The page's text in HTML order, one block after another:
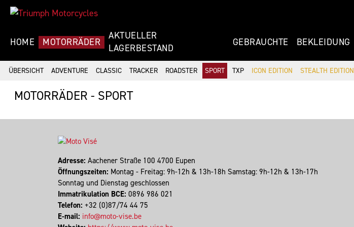
HOME MOTORRÄDER
AKTUELLER
LAGERBESTAND
GEBRAUCHTE BEKLEIDUNG
ÜBERSICHT ADVENTURE CLASSIC TRACKER ROADSTER SPORT TXP ICON EDITION STEALTH EDITION
MOTORRÄDER - SPORT
Adresse: Aachener Straße 100 4700 Eupen
Öffnungszeiten: Montag - Freitag: 9h-12h & 13h-18h Samstag: 9h-12h & 13h-17h
Sonntag und Dienstag geschlossen
Immatrikulation BCE: 0896 986 021
Telefon: +32 (0)87/74 44 75
E-mail: info@moto-vise.be